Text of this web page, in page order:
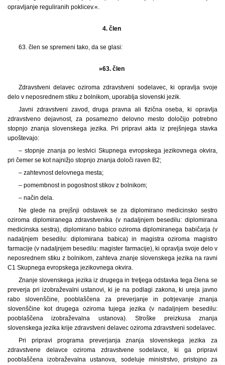
opravljanje reguliranih poklicev.«.
4. člen
63. člen se spremeni tako, da se glasi:
»63. člen
Zdravstveni delavec oziroma zdravstveni sodelavec, ki opravlja svoje
delo v neposrednem stiku z bolnikom, uporablja slovenski jezik.
Javni zdravstveni zavod, druga pravna ali fizična oseba, ki opravlja
zdravstveno dejavnost, za posamezno delovno mesto določijo potrebno
stopnjo znanja slovenskega jezika. Pri pripravi akta iz prejšnjega stavka
upoštevajo:
– stopnje znanja po lestvici Skupnega evropskega jezikovnega okvira,
pri čemer se kot najnižjo stopnjo znanja določi raven B2;
– zahtevnost delovnega mesta;
– pomembnost in pogostnost stikov z bolnikom;
– način dela.
Ne glede na prejšnji odstavek se za diplomirano medicinsko sestro
oziroma diplomiranega zdravstvenika (v nadaljnjem besedilu: diplomirana
medicinska sestra), diplomirano babico oziroma diplomiranega babičarja (v
nadaljnjem besedilu: diplomirana babica) in magistra oziroma magistro
farmacije (v nadaljnjem besedilu: magister farmacije), ki opravlja svoje delo v
neposrednem stiku z bolnikom, zahteva znanje slovenskega jezika na ravni
C1 Skupnega evropskega jezikovnega okvira.
Znanje slovenskega jezika iz drugega in tretjega odstavka tega člena se
preverja pri izobraževalni ustanovi, ki je na podlagi zakona, ki ureja javno
rabo slovenščine, pooblaščena za preverjanje in potrjevanje znanja
slovenščine kot drugega oziroma tujega jezika (v nadaljnjem besedilu:
pooblaščena izobraževalna ustanova). Stroške preizkusa znanja
slovenskega jezika krije zdravstveni delavec oziroma zdravstveni sodelavec.
Pri pripravi programa preverjanja znanja slovenskega jezika za
zdravstvene delavce oziroma zdravstvene sodelavce, ki ga pripravi
pooblaščena izobraževalna ustanova, sodeluje ministrstvo, pristojno za